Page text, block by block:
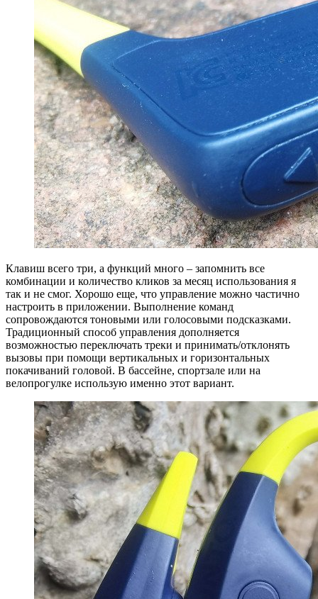
Клавиш всего три, а функций много – запомнить все
комбинации и количество кликов за месяц использования я
так и не смог. Хорошо еще, что управление можно частично
настроить в приложении. Выполнение команд
сопровождаются тоновыми или голосовыми подсказками.
Традиционный способ управления дополняется
возможностью переключать треки и принимать/отклонять
вызовы при помощи вертикальных и горизонтальных
покачиваний головой. В бассейне, спортзале или на
велопрогулке использую именно этот вариант.